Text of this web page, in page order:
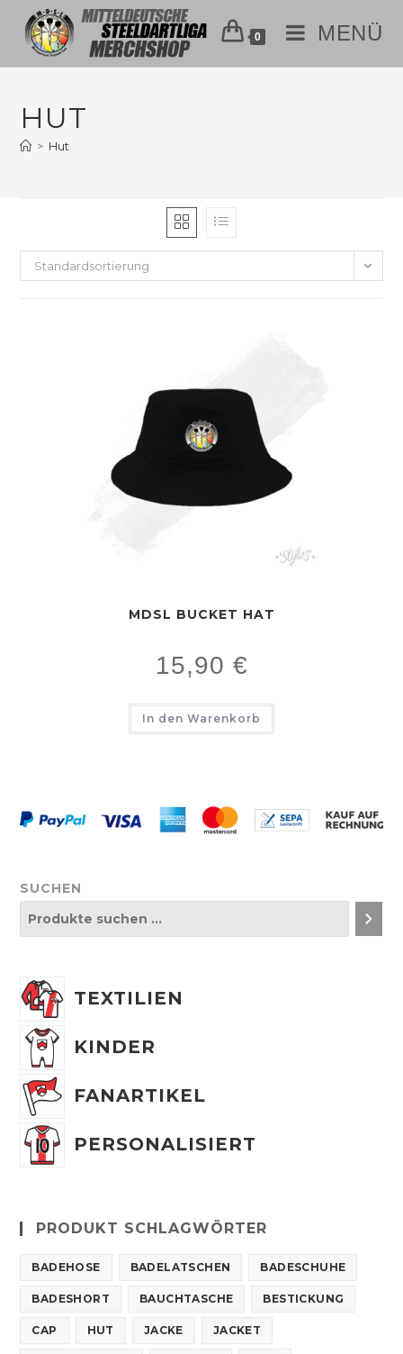
0 MENÜ
HUT
> Hut
Standardsortierung
MDSL BUCKET HAT
15,90 €
In den Warenkorb
SUCHEN
TEXTILIEN
KINDER
FANARTIKEL
PERSONALISIERT
PRODUKT SCHLAGWÖRTER
BADEHOSE BADELATSCHEN BADESCHUHE
BADESHORT BAUCHTASCHE BESTICKUNG
CAP HUT JACKE JACKET